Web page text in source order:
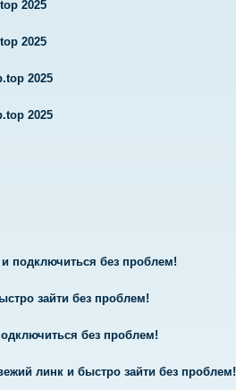
2025
2025
2025
2025
подключиться без проблем!
зайти без проблем!
без проблем!
линк и быстро зайти без проблем!